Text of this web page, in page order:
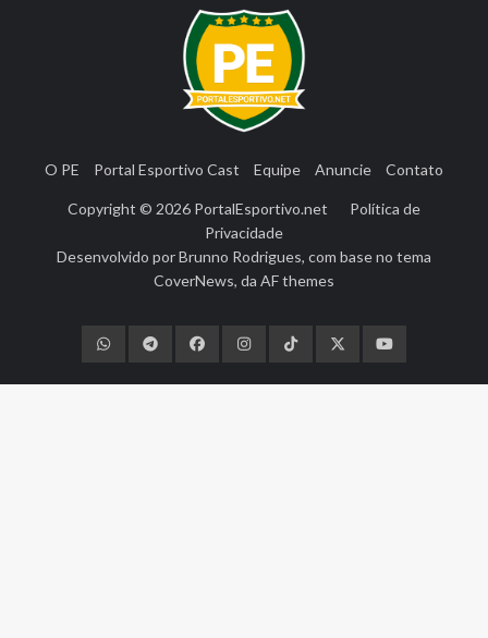
O PE Portal Esportivo Cast Equipe Anuncie Contato
Copyright © 2026 PortalEsportivo.net
Política de
Privacidade
Desenvolvido porBrunno Rodrigues, com base no tema
CoverNews, da AF themes